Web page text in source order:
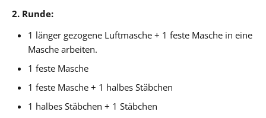
2. Runde:
1 länger gezogene Luftmasche + 1 feste Masche in eine
Masche arbeiten.
1 feste Masche
1 feste Masche + 1 halbes Stäbchen
1 halbes Stäbchen + 1 Stäbchen